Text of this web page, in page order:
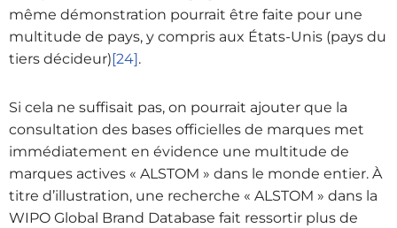
même démonstration pourrait être faite pour une
multitude de pays, y compris aux États-Unis (pays du
tiers décideur) [24] .
Si cela ne suffisait pas, on pourrait ajouter que la
consultation des bases officielles de marques met
immédiatement en évidence une multitude de
marques actives « ALSTOM » dans le monde entier. À
titre d’illustration, une recherche « ALSTOM » dans la
WIPO Global Brand Database fait ressortir plus de